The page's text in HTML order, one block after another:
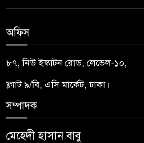
অফিস
৮৭, নিউ ইস্কাটন রোড, লেভেল-১০,
ফ্ল্যাট ৯/বি, এসি মার্কেট, ঢাকা।
সম্পাদক
মেহেদী হাসান বাবু